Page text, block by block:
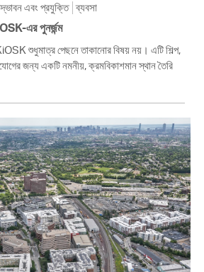
এবং প্রযুক্তি ব্যবসা
এর পুনর্জন্ম
শুধুমাত্র পেছনে তাকানোর বিষয় নয়। এটি শিল্প,
জন্য একটি নমনীয়, ক্রমবিকাশমান স্থান তৈরি